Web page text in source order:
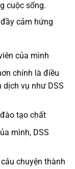
cuộc sống.
cảm hứng
của mình
chính là điều
vụ như DSS
tạo chất
mình, DSS
chuyện thành